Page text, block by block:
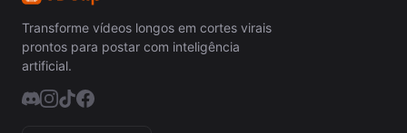
Transforme vídeos longos em cortes virais
prontos para postar com inteligência
artificial.